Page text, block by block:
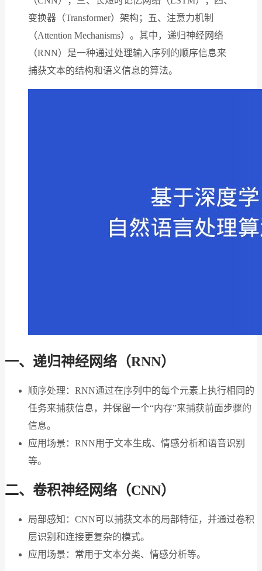
变换器（Transformer）架构；五、注意力机制
（Attention Mechanisms）。其中，递归神经网络
（RNN）是一种通过处理输入序列的顺序信息来
捕获文本的结构和语义信息的算法。
一、递归神经网络（RNN）
顺序处理：RNN通过在序列中的每个元素上执行相同的
任务来捕获信息，并保留一个“内存”来捕获前面步骤的
信息。
应用场景：RNN用于文本生成、情感分析和语音识别
等。
二、卷积神经网络（CNN）
局部感知：CNN可以捕获文本的局部特征，并通过卷积
层识别和连接更复杂的模式。
应用场景：常用于文本分类、情感分析等。